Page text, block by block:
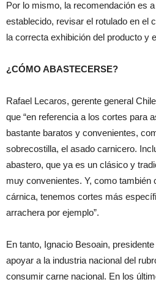
Por lo mismo, la recomendación es
establecido, revisar el rotulado en el
la correcta exhibición del producto y
¿CÓMO ABASTECERSE?
Rafael Lecaros, gerente general
que “en referencia a los cortes para
bastante baratos y convenientes,
sobrecostilla, el asado carnicero.
abastero, que ya es un clásico y
muy convenientes. Y, como
cárnica, tenemos cortes más
arrachera por ejemplo”.
En tanto, Ignacio Besoain,
apoyar a la industria nacional del
consumir carne nacional. En los